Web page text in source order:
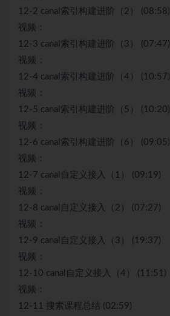
12-2 canal索引构建进阶（2） (08:58)
视频：
12-3 canal索引构建进阶（3） (07:47)
视频：
12-4 canal索引构建进阶（4） (10:57)
视频：
12-5 canal索引构建进阶（5） (10:20)
视频：
12-6 canal索引构建进阶（6） (09:05)
视频：
12-7 canal自定义接入（1） (09:19)
视频：
12-8 canal自定义接入（2） (07:27)
视频：
12-9 canal自定义接入（3） (19:37)
视频：
12-10 canal自定义接入（4） (11:51)
视频：
12-11 搜索课程总结 (02:59)